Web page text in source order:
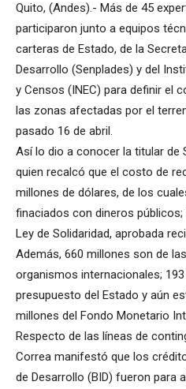
Quito, (Andes).- Más de 45
participaron junto a equipos
carteras de Estado, de la
Desarrollo (Senplades) y del
y Censos (INEC) para definir el
las zonas afectadas por el
pasado 16 de abril.
Así lo dio a conocer la titular de
quien recalcó que el costo de
millones de dólares, de los
finaciados con dineros
Ley de Solidaridad, aprobada
Además, 660 millones son de
organismos internacionales;
presupuesto del Estado y aún
millones del Fondo Monetario
Respecto de las líneas de
Correa manifestó que los
de Desarrollo (BID) fueron para